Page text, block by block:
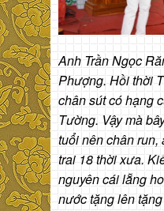
Anh Trần Ngọc
Phượng. Hồi thời
chân sút có hạng
Tường. Vậy mà
tuổi nên chân run,
trai 18 thời xưa.
nguyên cái lẵng
nước tặng lên